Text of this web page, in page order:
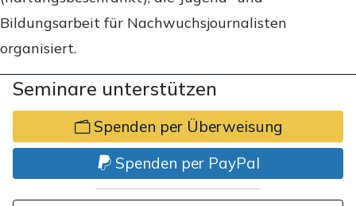
Bildungsarbeit für Nachwuchsjournalisten
organisiert.
Seminare unterstützen
Spenden per Überweisung
Spenden per PayPal